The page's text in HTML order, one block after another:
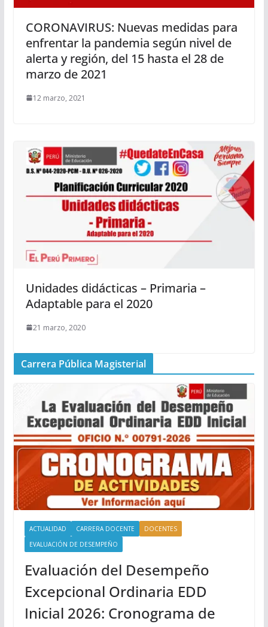
CORONAVIRUS: Nuevas medidas para
enfrentar la pandemia según nivel de
alerta y región, del 15 hasta el 28 de
marzo de 2021
12 marzo, 2021
Unidades didácticas – Primaria –
Adaptable para el 2020
21 marzo, 2020
Carrera Pública Magisterial
ACTUALIDAD CARRERA DOCENTE
DOCENTES
EVALUACIÓN DE DESEMPEÑO
Evaluación del Desempeño
Excepcional Ordinaria EDD
Inicial 2026: Cronograma de